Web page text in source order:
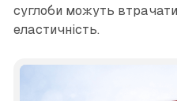
суглоби можуть
еластичність.